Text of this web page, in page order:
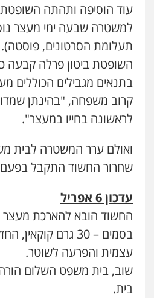
פלילי פשיעה חמורה
0544231863
עו"ד שאדי כבהא
פלילי עורכי דין
0525556970
פלילי פשיעה
0507446995
עו"ד אלינור טל
עבירות פליליות
אסירים ועדות
0523823782
עו"ד אמיר כהן
עוד הוסיפה ותהתה
למשטרה שבעה ימי מעצר
תעלומת הסרטונים, פוסטה).
השופטת ביטון פרלה קבעה
בתנאים מגבילים הכוללים
קרוב משפחה, "בהינתן
לראשונה בחייו במעצר".
ואולם ערר המשטרה לבית
שחרור החשוד התקבל
עדכון 6 אפריל
החשוד הובא להארכת
בסמים – 30 גרם
עצמית והפרעה לשוטר.
שוב, בית משפט השלום
בית.